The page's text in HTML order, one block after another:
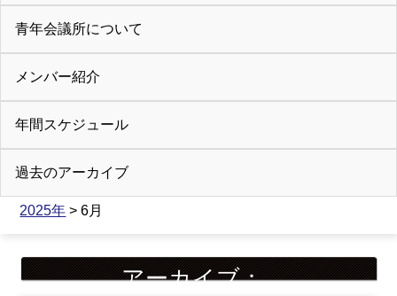
青年会議所について
メンバー紹介
年間スケジュール
過去のアーカイブ
2025年 > 6月
アーカイブ：